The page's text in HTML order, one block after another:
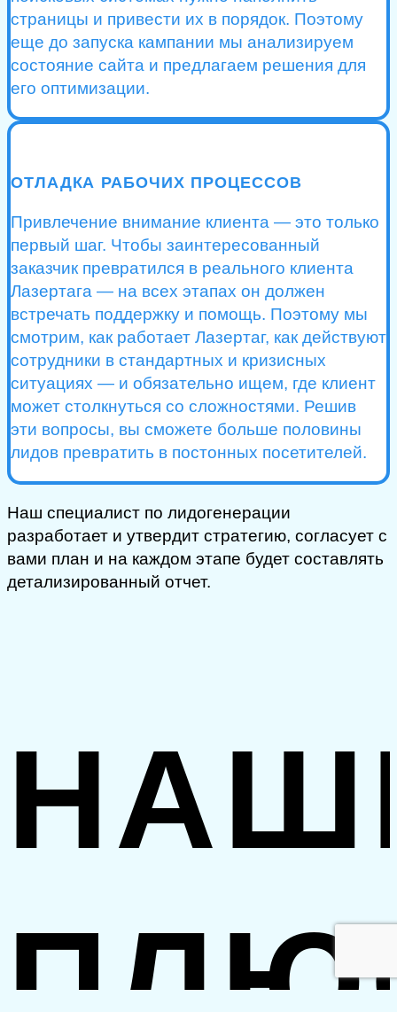
страницы и привести их в порядок. Поэтому
еще до запуска кампании мы анализируем
состояние сайта и предлагаем решения для
его оптимизации.
ОТЛАДКА РАБОЧИХ ПРОЦЕССОВ
Привлечение внимание клиента — это только
первый шаг. Чтобы заинтересованный
заказчик превратился в реального клиента
Лазертага — на всех этапах он должен
встречать поддержку и помощь. Поэтому мы
смотрим, как работает Лазертаг, как действуют
сотрудники в стандартных и кризисных
ситуациях — и обязательно ищем, где клиент
может столкнуться со сложностями. Решив
эти вопросы, вы сможете больше половины
лидов превратить в постонных посетителей.
Наш специалист по лидогенерации
разработает и утвердит стратегию, согласует с
вами план и на каждом этапе будет составлять
детализированный отчет.